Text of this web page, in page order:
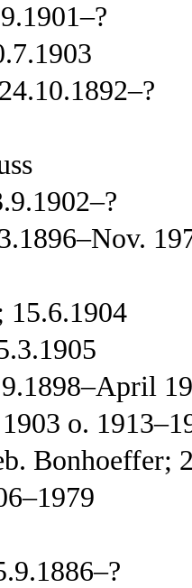
15.6.1904
o.
Bonhoeffer;